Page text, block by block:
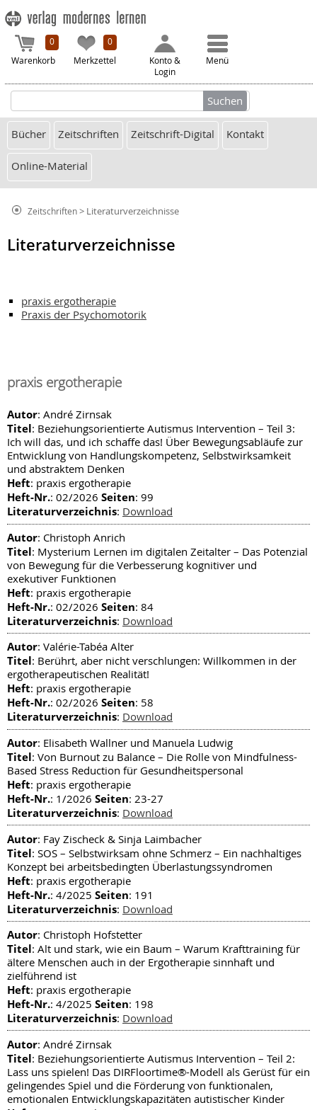
0
Warenkorb
0
Merkzettel
Konto &
Login
Menü
Bücher Zeitschriften Zeitschrift-Digital Kontakt
Online-Material
Zeitschriften> Literaturverzeichnisse
Literaturverzeichnisse
praxis ergotherapie
Praxis der Psychomotorik
praxis ergotherapie
Autor: André Zirnsak
Titel: Beziehungsorientierte Autismus Intervention – Teil 3:
Ich will das, und ich schaffe das! Über Bewegungsabläufe zur
Entwicklung von Handlungskompetenz, Selbstwirksamkeit
und abstraktem Denken
Heft: praxis ergotherapie
Heft-Nr.: 02/2026 Seiten: 99
Literaturverzeichnis: Download
Autor: Christoph Anrich
Titel: Mysterium Lernen im digitalen Zeitalter – Das Potenzial
von Bewegung für die Verbesserung kognitiver und
exekutiver Funktionen
Heft: praxis ergotherapie
Heft-Nr.: 02/2026 Seiten: 84
Literaturverzeichnis: Download
Autor: Valérie-Tabéa Alter
Titel: Berührt, aber nicht verschlungen: Willkommen in der
ergotherapeutischen Realität!
Heft: praxis ergotherapie
Heft-Nr.: 02/2026 Seiten: 58
Literaturverzeichnis: Download
Autor: Elisabeth Wallner und Manuela Ludwig
Titel: Von Burnout zu Balance – Die Rolle von Mindfulness-
Based Stress Reduction für Gesundheitspersonal
Heft: praxis ergotherapie
Heft-Nr.: 1/2026 Seiten: 23-27
Literaturverzeichnis: Download
Autor: Fay Zischeck & Sinja Laimbacher
Titel: SOS – Selbstwirksam ohne Schmerz – Ein nachhaltiges
Konzept bei arbeitsbedingten Überlastungssyndromen
Heft: praxis ergotherapie
Heft-Nr.: 4/2025 Seiten: 191
Literaturverzeichnis: Download
Autor: Christoph Hofstetter
Titel: Alt und stark, wie ein Baum – Warum Krafttraining für
ältere Menschen auch in der Ergotherapie sinnhaft und
zielführend ist
Heft: praxis ergotherapie
Heft-Nr.: 4/2025 Seiten: 198
Literaturverzeichnis: Download
Autor: André Zirnsak
Titel: Beziehungsorientierte Autismus Intervention – Teil 2:
Lass uns spielen! Das DIRFloortime®-Modell als Gerüst für ein
gelingendes Spiel und die Förderung von funktionalen,
emotionalen Entwicklungskapazitäten autistischer Kinder